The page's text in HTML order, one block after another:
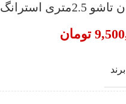
استرانگ(2تکه)
تومان
برند